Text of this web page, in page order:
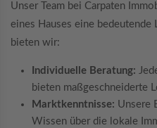
Unser Team bei Carpaten
eines Hauses eine bedeutende
bieten wir:
Individuelle Beratung:
bieten maßgeschneiderte
Marktkenntnisse: Unsere
Wissen über die lokale